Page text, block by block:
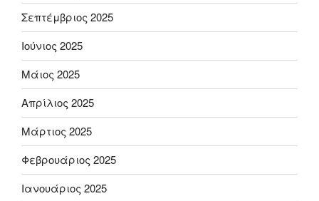
Σεπτέμβριος 2025
Ιούνιος 2025
Μάιος 2025
Απρίλιος 2025
Μάρτιος 2025
Φεβρουάριος 2025
Ιανουάριος 2025